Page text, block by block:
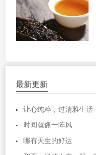
最新更新
让心纯粹，过清雅生活
时间就像一阵风
哪有天生的好运